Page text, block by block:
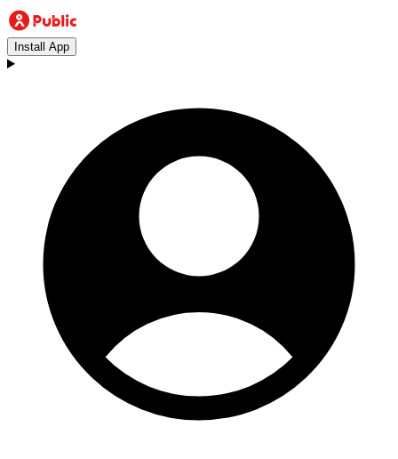
Install App